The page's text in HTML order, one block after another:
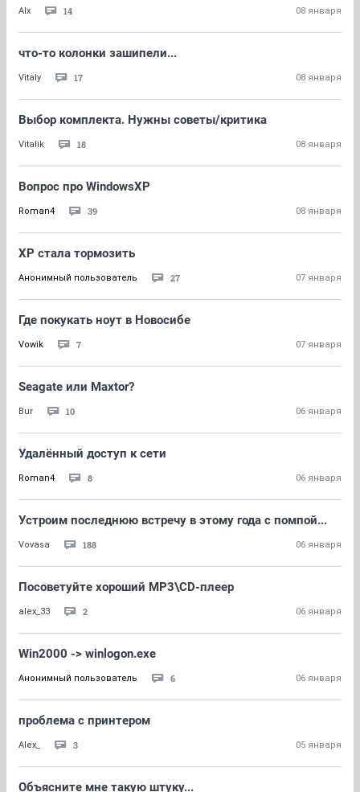
Alx 14 08 января
что-то колонки зашипели...
Vitaly 17 08 января
Выбор комплекта. Нужны советы/критика
Vitalik 18 08 января
Вопрос про WindowsXP
Roman4 39 08 января
ХР стала тормозить
Анонимный пользователь 27 07 января
Где покукать ноут в Новосибе
Vowik 7 07 января
Seagate или Maxtor?
Bur 10 06 января
Удалённый доступ к сети
Roman4 8 06 января
Устроим последнюю встречу в этому года с помпой...
Vovasa 188 06 января
Посоветуйте хороший MP3\СD-плеер
alex_33 2 06 января
Win2000 -> winlogon.exe
Анонимный пользователь 6 06 января
проблема с принтером
Alex_ 3 05 января
Объясните мне такую штуку...